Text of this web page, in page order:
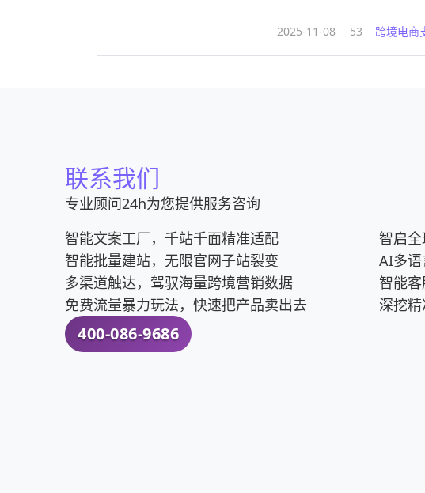
2025-11-08 53 跨境电商
联系我们
专业顾问24h为您提供服务咨询
智能文案工厂，千站千面精准适配
智能批量建站，无限官网子站裂变
多渠道触达，驾驭海量跨境营销数据
免费流量暴力玩法，快速把产品卖出去
400-086-9686
智启
AI多
智能
深挖